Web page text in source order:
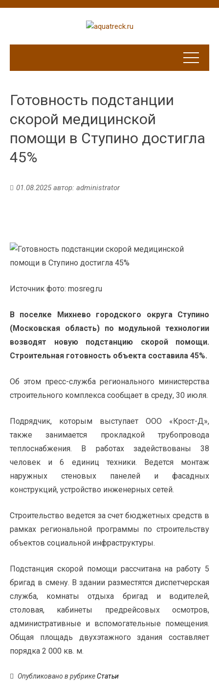
Готовность подстанции
скорой медицинской
помощи в Ступино достигла
45%
01.08.2025автор: administrator
Источник фото: mosreg.ru
В поселке Михнево городского округа Ступино
(Московская область) по модульной технологии
возводят новую подстанцию скорой помощи.
Строительная готовность объекта составила 45%.
Об этом пресс-служба регионального министерства
строительного комплекса сообщает в среду, 30 июля.
Подрядчик, которым выступает ООО «Крост-Д»,
также занимается прокладкой трубопровода
теплоснабжения. В работах задействованы 38
человек и 6 единиц техники. Ведется монтаж
наружных стеновых панелей и фасадных
конструкций, устройство инженерных сетей.
Строительство ведется за счет бюджетных средств в
рамках региональной программы по строительству
объектов социальной инфраструктуры.
Подстанция скорой помощи рассчитана на работу 5
бригад в смену. В здании разместятся диспетчерская
служба, комнаты отдыха бригад и водителей,
столовая, кабинеты предрейсовых осмотров,
административные и вспомогательные помещения.
Общая площадь двухэтажного здания составляет
порядка 2 000 кв. м.
Опубликовано в рубрикеСтатьи